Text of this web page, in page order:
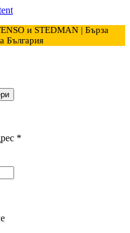
и STEDMAN | Бърза
България
*